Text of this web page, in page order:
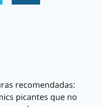
recomendadas:
picantes que no